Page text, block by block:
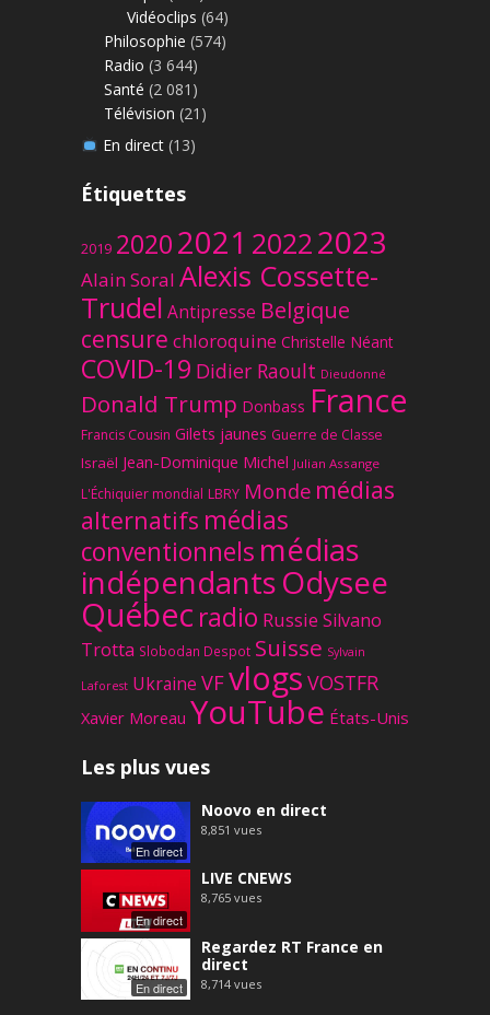
Vidéoclips (64)
Philosophie (574)
Radio (3 644)
Santé (2 081)
Télévision (21)
En direct(13)
Étiquettes
2019 20202021 20222023
Alain Soral Alexis Cossette-
Trudel Antipresse Belgique
censure chloroquine Christelle Néant
COVID-19 Didier Raoult Dieudonné
Donald Trump Donbass France
Francis Cousin Gilets jaunes Guerre de Classe
Israël Jean-Dominique Michel Julian Assange
L'Échiquier mondial LBRY Monde médias
alternatifs médias
conventionnels médias
indépendantsOdysee
Québec radio Russie Silvano
Trotta Slobodan Despot Suisse Sylvain
Laforest Ukraine VFvlogs VOSTFR
Xavier Moreau YouTube États-Unis
Les plus vues
En direct
Noovo en direct
8,851 vues
En direct
LIVE CNEWS
8,765 vues
En direct
Regardez RT France en
direct
8,714 vues